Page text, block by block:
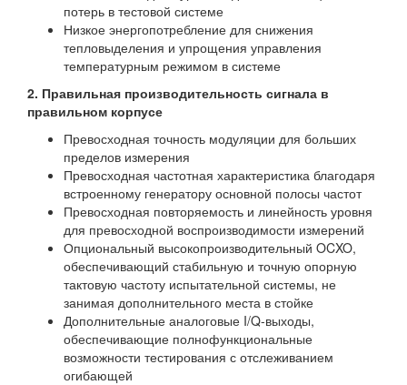
потерь в тестовой системе
Низкое энергопотребление для снижения
тепловыделения и упрощения управления
температурным режимом в системе
2. Правильная производительность сигнала в
правильном корпусе
Превосходная точность модуляции для больших
пределов измерения
Превосходная частотная характеристика благодаря
встроенному генератору основной полосы частот
Превосходная повторяемость и линейность уровня
для превосходной воспроизводимости измерений
Опциональный высокопроизводительный OCXO,
обеспечивающий стабильную и точную опорную
тактовую частоту испытательной системы, не
занимая дополнительного места в стойке
Дополнительные аналоговые I/Q-выходы,
обеспечивающие полнофункциональные
возможности тестирования с отслеживанием
огибающей